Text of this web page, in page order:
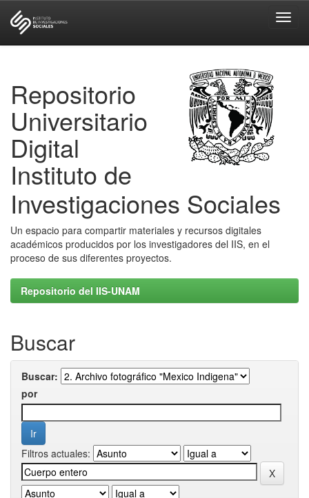
Repositorio
Universitario
Digital
Instituto de
Investigaciones Sociales
Un espacio para compartir materiales y recursos digitales
académicos producidos por los investigadores del IIS, en el
proceso de sus diferentes proyectos.
Repositorio del IIS-UNAM
Buscar
Buscar:
por
Filtros actuales: